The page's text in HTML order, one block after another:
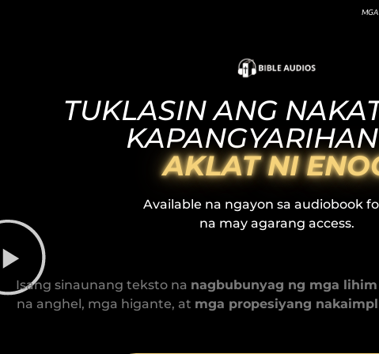
TUKLASIN ANG
AKLAT NI
Available na ngayon sa audiobook
na may agarang access.
Isang sinaunang teksto na nagbubunyag ng mga lihim
na anghel, mga higante, at mga propesiyang